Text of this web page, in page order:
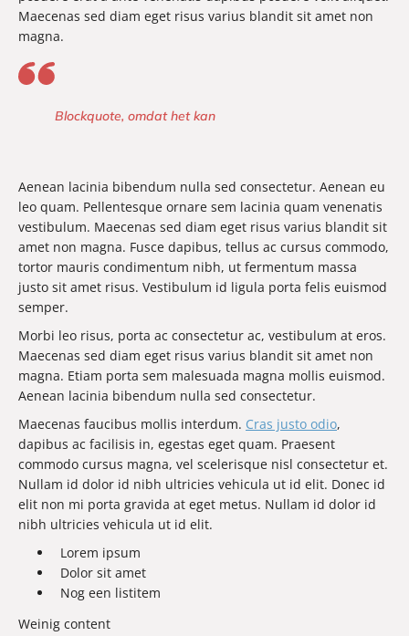
Maecenas sed diam eget risus varius blandit sit amet non
magna.
Blockquote, omdat het kan
Aenean lacinia bibendum nulla sed consectetur. Aenean eu
leo quam. Pellentesque ornare sem lacinia quam venenatis
vestibulum. Maecenas sed diam eget risus varius blandit sit
amet non magna. Fusce dapibus, tellus ac cursus commodo,
tortor mauris condimentum nibh, ut fermentum massa
justo sit amet risus. Vestibulum id ligula porta felis euismod
semper.
Morbi leo risus, porta ac consectetur ac, vestibulum at eros.
Maecenas sed diam eget risus varius blandit sit amet non
magna. Etiam porta sem malesuada magna mollis euismod.
Aenean lacinia bibendum nulla sed consectetur.
Maecenas faucibus mollis interdum. Cras justo odio,
dapibus ac facilisis in, egestas eget quam. Praesent
commodo cursus magna, vel scelerisque nisl consectetur et.
Nullam id dolor id nibh ultricies vehicula ut id elit. Donec id
elit non mi porta gravida at eget metus. Nullam id dolor id
nibh ultricies vehicula ut id elit.
Lorem ipsum
Dolor sit amet
Nog een listitem
Weinig content